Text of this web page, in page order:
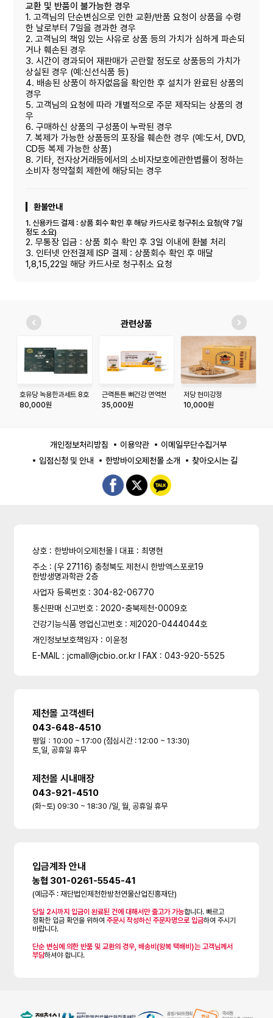
교환 및 반품이 불가능한 경우
1. 고객님의 단순변심으로 인한 교환/반품 요청이 상품을 수령
한 날로부터 7일을 경과한 경우
2. 고객님의 책임 있는 사유로 상품 등의 가치가 심하게 파손되
거나 훼손된 경우
3. 시간이 경과되어 재판매가 곤란할 정도로 상품등의 가치가
상실된 경우 (예:신선식품 등)
4. 배송된 상품이 하자없음을 확인한 후 설치가 완료된 상품의
경우
5. 고객님의 요청에 따라 개별적으로 주문 제작되는 상품의 경
우
6. 구매하신 상품의 구성품이 누락된 경우
7. 복제가 가능한 상품등의 포장을 훼손한 경우 (예:도서, DVD,
CD등 복제 가능한 상품)
8. 기타, 전자상거래등에서의 소비자보호에관한볍률이 정하는
소비자 청약철회 제한에 해당되는 경우
환불안내
1. 신용카드 결제 : 상품 회수 확인 후 해당 카드사로 청구취소 요청(약 7일
정도 소요)
2. 무통장 입금 : 상품 회수 확인 후 3일 이내에 환불 처리
3. 인터넷 안전결제 ISP 결제 : 상품회수 확인 후 매달
1,8,15,22일 해당 카드사로 청구취소 요청
관련상품
호유당 녹용한과세트 8호
80,000원
근력튼튼 뼈건강 면역천
재
35,000원
저당 현미강정
10,000원
개인정보처리방침 이용약관
이메일무단수집거부
입점신청 및 안내
한방바이오제천몰 소개 찾아오시는 길
상호 : 한방바이오제천몰 l 대표 : 최명현
주소 : (우 27116) 충청북도 제천시 한방엑스포로19
한방생명과학관 2층
사업자 등록번호 : 304-82-06770
통신판매 신고번호 : 2020-충북제천-0009호
건강기능식품 영업신고번호 : 제2020-0444044호
개인정보보호책임자 : 이윤정
E-MAIL : jcmall@jcbio.or.kr l FAX : 043-920-5525
제천몰 고객센터
043-648-4510
평일：10:00 ~ 17:00 (점심시간 : 12:00 ~ 13:30)
토,일, 공휴일 휴무
제천몰 시내매장
043-921-4510
(화~토) 09:30 ~ 18:30 /일, 월, 공휴일 휴무
입금계좌 안내
농협 301-0261-5545-41
(예금주 : 재단법인제천한방천연물산업진흥재단)
당일 2시까지 입금이 완료된 건에 대해서만 출고가 가능합니다. 빠르고
정확한 입금 확인을 위하여주문시 작성하신 주문자명으로 입금하여 주시기
바랍니다.
단순 변심에 의한 반품 및 교환의 경우, 배송비(왕복 택배비)는 고객님께서
부담하셔야 합니다.